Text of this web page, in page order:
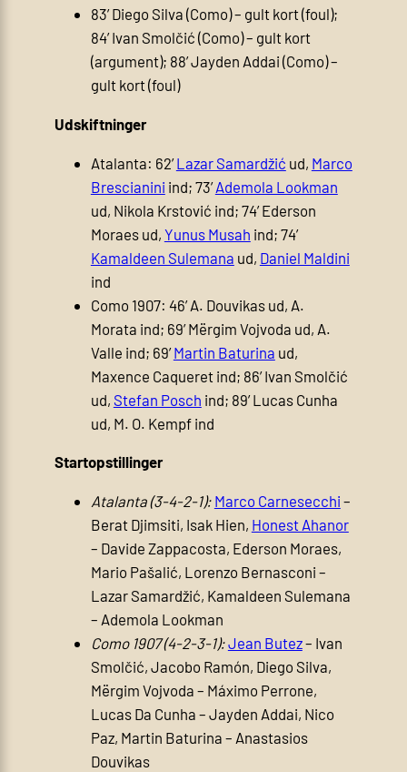
83’ Diego Silva (Como) – gult kort (foul);
84’ Ivan Smolčić (Como) – gult kort
(argument); 88’ Jayden Addai (Como) –
gult kort (foul)
Udskiftninger
Atalanta: 62’Lazar Samardžić ud, Marco
Brescianini ind; 73’Ademola Lookman
ud, Nikola Krstović ind; 74’ Ederson
Moraes ud, Yunus Musah ind; 74’
Kamaldeen Sulemana ud, Daniel Maldini
ind
Como 1907: 46’ A. Douvikas ud, A.
Morata ind; 69’ Mërgim Vojvoda ud, A.
Valle ind; 69’Martin Baturina ud,
Maxence Caqueret ind; 86’ Ivan Smolčić
ud, Stefan Posch ind; 89’ Lucas Cunha
ud, M. O. Kempf ind
Startopstillinger
Atalanta (3-4-2-1): Marco Carnesecchi –
Berat Djimsiti, Isak Hien, Honest Ahanor
– Davide Zappacosta, Ederson Moraes,
Mario Pašalić, Lorenzo Bernasconi –
Lazar Samardžić, Kamaldeen Sulemana
– Ademola Lookman
Como 1907 (4-2-3-1):Jean Butez– Ivan
Smolčić, Jacobo Ramón, Diego Silva,
Mërgim Vojvoda – Máximo Perrone,
Lucas Da Cunha – Jayden Addai, Nico
Paz, Martin Baturina – Anastasios
Douvikas